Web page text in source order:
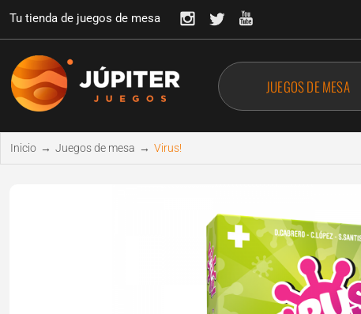
Tu tienda de juegos de mesa
JUEGOS DE MESA
Inicio → Juegos de mesa → Virus!